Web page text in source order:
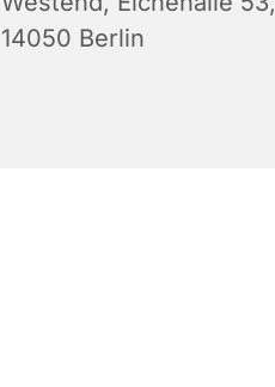
14050 Berlin